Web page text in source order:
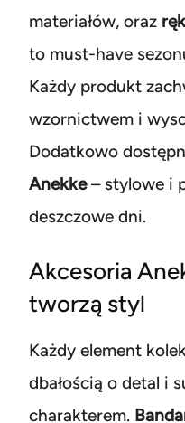
materiałów, oraz
to must-have
Każdy produkt
wzornictwem i
Dodatkowo
Anekke– stylowe i
deszczowe dni.
Akcesoria
tworzą styl
Każdy element
dbałością o detal i
charakterem.